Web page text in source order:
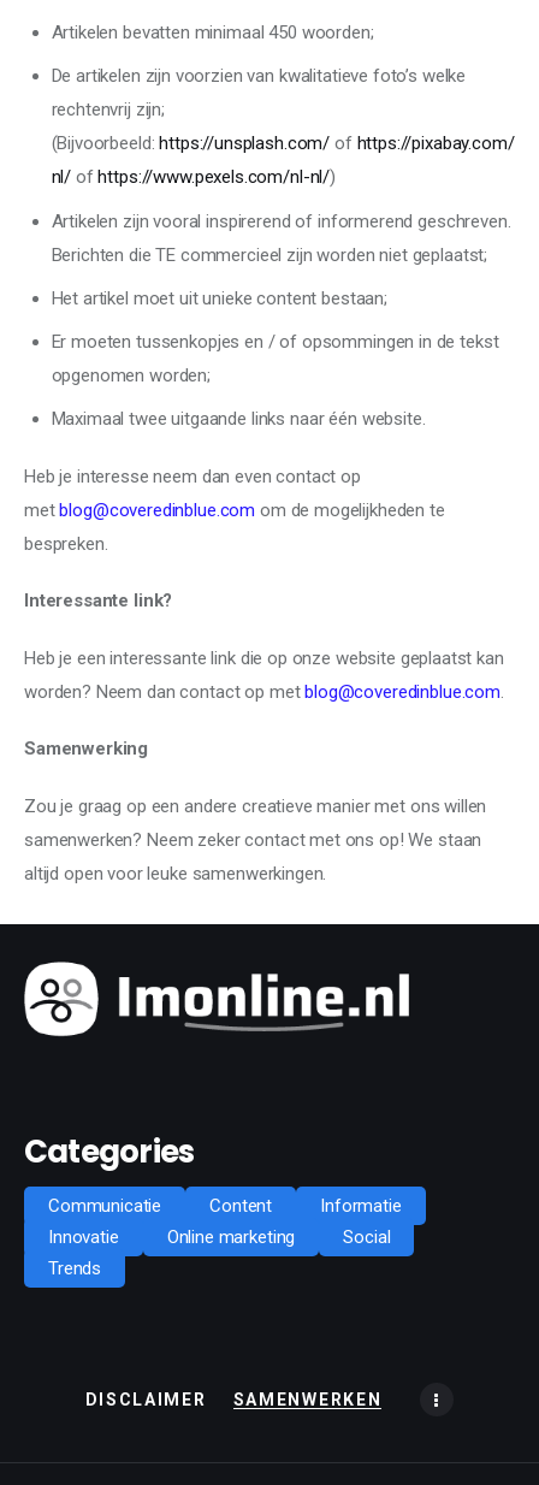
Artikelen bevatten minimaal 450 woorden;
De artikelen zijn voorzien van kwalitatieve foto’s welke
rechtenvrij zijn;
(Bijvoorbeeld:https://unsplash.com/ of https://pixabay.com/
nl/ ofhttps://www.pexels.com/nl-nl/)
Artikelen zijn vooral inspirerend of informerend geschreven.
Berichten die TE commercieel zijn worden niet geplaatst;
Het artikel moet uit unieke content bestaan;
Er moeten tussenkopjes en / of opsommingen in de tekst
opgenomen worden;
Maximaal twee uitgaande links naar één website.
Heb je interesse neem dan even contact op
metblog@coveredinblue.com om de mogelijkheden te
bespreken.
Interessante link?
Heb je een interessante link die op onze website geplaatst kan
worden? Neem dan contact op metblog@coveredinblue.com.
Samenwerking
Zou je graag op een andere creatieve manier met ons willen
samenwerken? Neem zeker contact met ons op! We staan
altijd open voor leuke samenwerkingen.
Categories
Communicatie Content
Informatie
Innovatie
Online marketing
Social
Trends
DISCLAIMER SAMENWERKEN